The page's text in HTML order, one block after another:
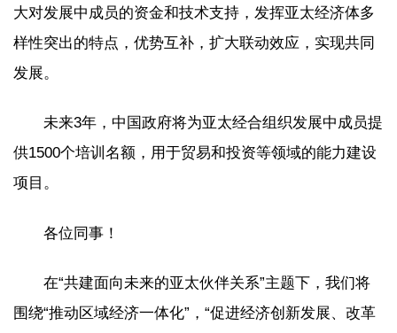
大对发展中成员的资金和技术支持，发挥亚太经济体多
样性突出的特点，优势互补，扩大联动效应，实现共同
发展。
未来3年，中国政府将为亚太经合组织发展中成员提
供1500个培训名额，用于贸易和投资等领域的能力建设
项目。
各位同事！
在“共建面向未来的亚太伙伴关系”主题下，我们将
围绕“推动区域经济一体化”，“促进经济创新发展、改革